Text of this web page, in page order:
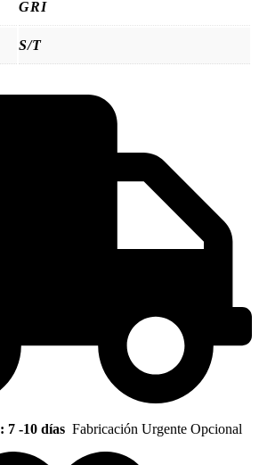
GRI
S/T
7 -10 días Fabricación Urgente Opcional